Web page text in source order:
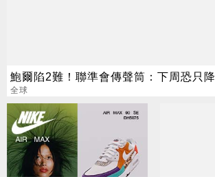
鮑爾陷2難！聯準會傳聲筒：下周恐只
全球